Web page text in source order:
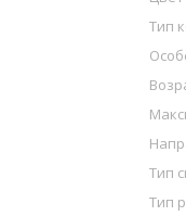
Тип
Тип
Тип